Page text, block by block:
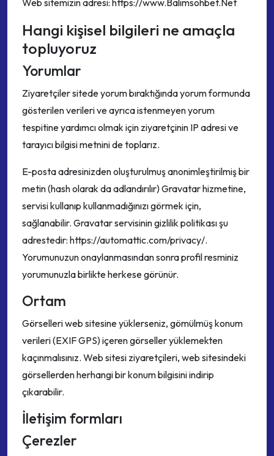
Web sitemizin adresi: https://www.Balimsohbet.Net
Hangi kişisel bilgileri ne amaçla
topluyoruz
Yorumlar
Ziyaretçiler sitede yorum bıraktığında yorum formunda
gösterilen verileri ve ayrıca istenmeyen yorum
tespitine yardımcı olmak için ziyaretçinin IP adresi ve
tarayıcı bilgisi metnini de toplarız.
E-posta adresinizden oluşturulmuş anonimleştirilmiş bir
metin (hash olarak da adlandırılır) Gravatar hizmetine,
servisi kullanıp kullanmadığınızı görmek için,
sağlanabilir. Gravatar servisinin gizlilik politikası şu
adrestedir: https://automattic.com/privacy/.
Yorumunuzun onaylanmasından sonra profil resminiz
yorumunuzla birlikte herkese görünür.
Ortam
Görselleri web sitesine yüklerseniz, gömülmüş konum
verileri (EXIF GPS) içeren görseller yüklemekten
kaçınmalısınız. Web sitesi ziyaretçileri, web sitesindeki
görsellerden herhangi bir konum bilgisini indirip
çıkarabilir.
İletişim formları
Çerezler